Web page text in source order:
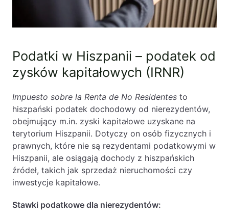
Podatki w Hiszpanii – podatek od
zysków kapitałowych (IRNR)
Impuesto sobre la Renta de No Residentes to
hiszpański podatek dochodowy od nierezydentów,
obejmujący m.in. zyski kapitałowe uzyskane na
terytorium Hiszpanii. Dotyczy on osób fizycznych i
prawnych, które nie są rezydentami podatkowymi w
Hiszpanii, ale osiągają dochody z hiszpańskich
źródeł, takich jak sprzedaż nieruchomości czy
inwestycje kapitałowe.
Stawki podatkowe dla nierezydentów: